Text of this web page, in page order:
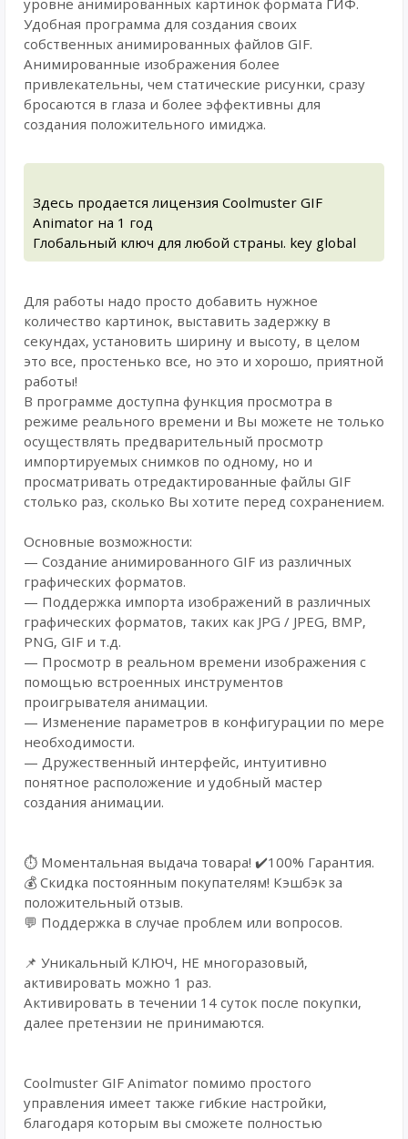
уровне анимированных картинок формата ГИФ.
Удобная программа для создания своих
собственных анимированных файлов GIF.
Анимированные изображения более
привлекательны, чем статические рисунки, сразу
бросаются в глаза и более эффективны для
создания положительного имиджа.
Здесь продается лицензия Coolmuster GIF
Animator на 1 год
Глобальный ключ для любой страны. key global
Для работы надо просто добавить нужное
количество картинок, выставить задержку в
секундах, установить ширину и высоту, в целом
это все, простенько все, но это и хорошо, приятной
работы!
В программе доступна функция просмотра в
режиме реального времени и Вы можете не только
осуществлять предварительный просмотр
импортируемых снимков по одному, но и
просматривать отредактированные файлы GIF
столько раз, сколько Вы хотите перед сохранением.
Основные возможности:
— Создание анимированного GIF из различных
графических форматов.
— Поддержка импорта изображений в различных
графических форматов, таких как JPG / JPEG, BMP,
PNG, GIF и т.д.
— Просмотр в реальном времени изображения с
помощью встроенных инструментов
проигрывателя анимации.
— Изменение параметров в конфигурации по мере
необходимости.
— Дружественный интерфейс, интуитивно
понятное расположение и удобный мастер
создания анимации.
⏱️ Моментальная выдача товара! ✔️100% Гарантия.
💰 Cкидка постоянным покупателям! Кэшбэк за
положительный отзыв.
💬 Поддержка в случае проблем или вопросов.
📌 Уникальный КЛЮЧ, НЕ многоразовый,
активировать можно 1 раз.
Активировать в течении 14 суток после покупки,
далее претензии не принимаются.
Coolmuster GIF Animator помимо простого
управления имеет также гибкие настройки,
благодаря которым вы сможете полностью